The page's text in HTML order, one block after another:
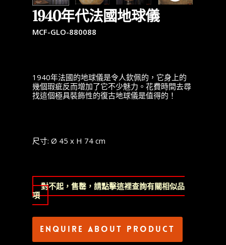
1940年代法國地球儀
MCF-GLO-880088
1940年法國的地球儀是令人欽佩的，它身上的
幾個瑕疵反而增加了它不少魅力。花費時間去尋
找這個極具裝飾性的復古地球儀是值得的！
尺寸: Ø 45 x H 74 cm
對不起，售罄，請點擊這裡查詢有關相似品
項
Enquire about product